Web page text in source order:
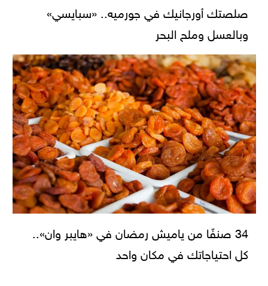
صلصتك أورجانيك في جورميه.. «سبايسي»
وبالعسل وملح البحر
34 صنفًا من ياميش رمضان في «هايبر وان»..
كل احتياجاتك في مكان واحد